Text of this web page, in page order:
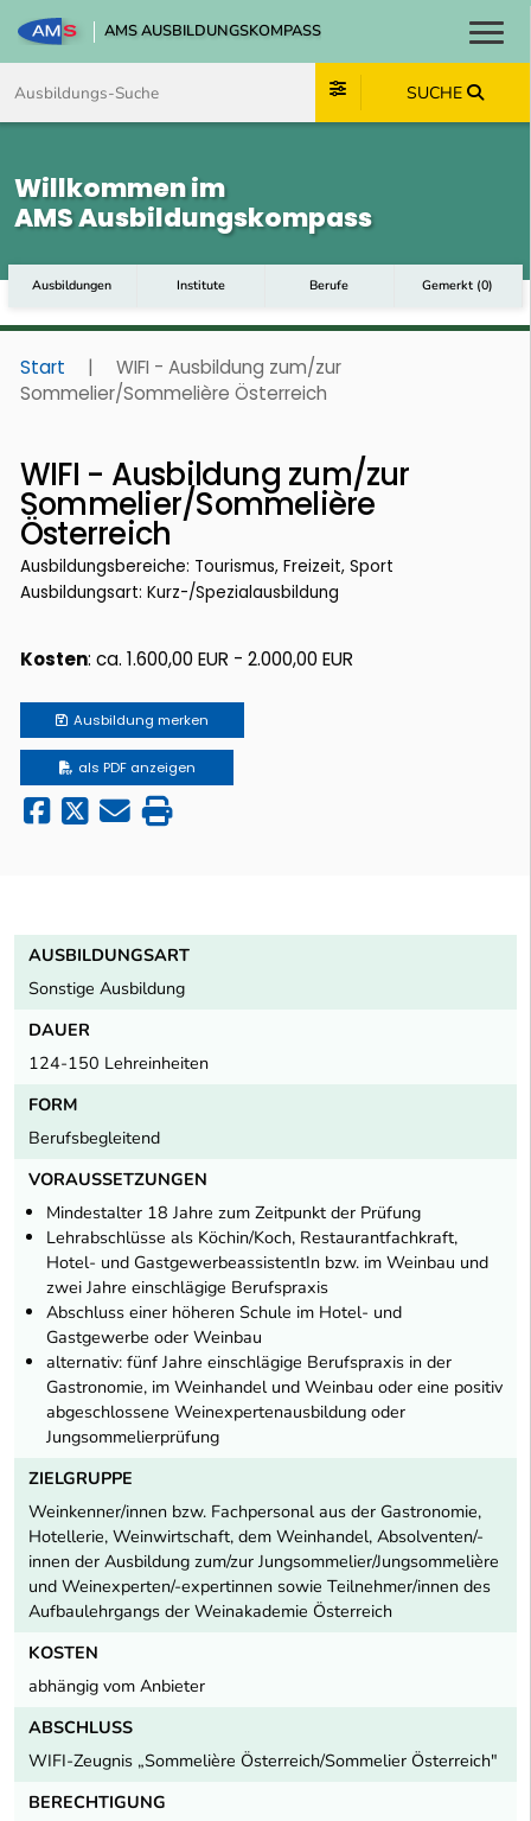
AMS AUSBILDUNGSKOMPASS
SUCHE
Willkommen im
AMS Ausbildungskompass
Ausbildungen Institute Berufe Gemerkt (0)
Start |
WIFI - Ausbildung zum/zur
Sommelier/Sommelière Österreich
WIFI - Ausbildung zum/zur
Sommelier/Sommelière
Österreich
Ausbildungsbereiche: Tourismus, Freizeit, Sport
Ausbildungsart: Kurz-/Spezialausbildung
Kosten: ca. 1.600,00 EUR - 2.000,00 EUR
Ausbildung merken
als PDF anzeigen
AUSBILDUNGSART
Sonstige Ausbildung
DAUER
124-150 Lehreinheiten
FORM
Berufsbegleitend
VORAUSSETZUNGEN
Mindestalter 18 Jahre zum Zeitpunkt der Prüfung
Lehrabschlüsse als Köchin/Koch, Restaurantfachkraft,
Hotel- und GastgewerbeassistentIn bzw. im Weinbau und
zwei Jahre einschlägige Berufspraxis
Abschluss einer höheren Schule im Hotel- und
Gastgewerbe oder Weinbau
alternativ: fünf Jahre einschlägige Berufspraxis in der
Gastronomie, im Weinhandel und Weinbau oder eine positiv
abgeschlossene Weinexpertenausbildung oder
Jungsommelierprüfung
ZIELGRUPPE
Weinkenner/innen bzw. Fachpersonal aus der Gastronomie,
Hotellerie, Weinwirtschaft, dem Weinhandel, Absolventen/-
innen der Ausbildung zum/zur Jungsommelier/Jungsommelière
und Weinexperten/-expertinnen sowie Teilnehmer/innen des
Aufbaulehrgangs der Weinakademie Österreich
KOSTEN
abhängig vom Anbieter
ABSCHLUSS
WIFI-Zeugnis „Sommelière Österreich/Sommelier Österreich"
BERECHTIGUNG